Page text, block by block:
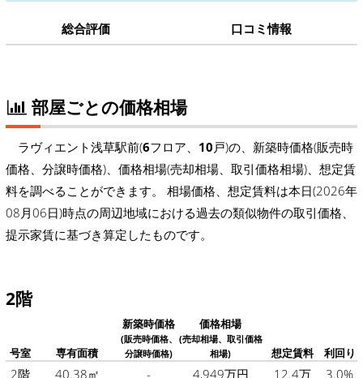
総合評価 口コミ情報
部屋ごとの価格相場
ラヴィエント浅草駅前(6フロア、 10戸)の、新築時価格(販売時
価格、分譲時価格)、価格相場(売却相場、取引価格相場)、想定賃
料を調べることができます。 相場価格、想定賃料は本日(2026年
08月06日)時点の周辺地域における過去の類似物件の取引価格、
提示家賃に基づき算定したものです。
2階
号室 専有面積
新築時価格
(販売時価格、
分譲時価格)
価格相場
(売却相場、取引価格
相場)
想定賃料 利回り
2階
40.38㎡
- 4,949万円 12.4万 3.0%